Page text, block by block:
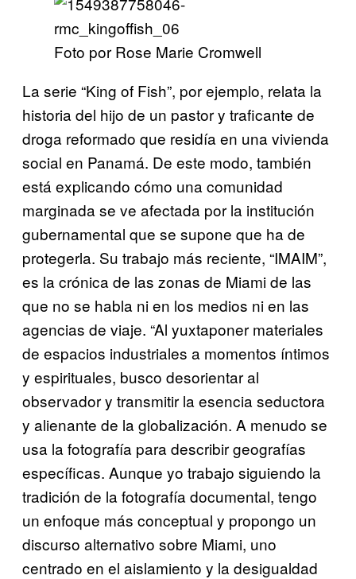
Foto por Rose Marie Cromwell
La serie “King of Fish”, por ejemplo, relata la
historia del hijo de un pastor y traficante de
droga reformado que residía en una vivienda
social en Panamá. De este modo, también
está explicando cómo una comunidad
marginada se ve afectada por la institución
gubernamental que se supone que ha de
protegerla. Su trabajo más reciente, “IMAIM”,
es la crónica de las zonas de Miami de las
que no se habla ni en los medios ni en las
agencias de viaje. “Al yuxtaponer materiales
de espacios industriales a momentos íntimos
y espirituales, busco desorientar al
observador y transmitir la esencia seductora
y alienante de la globalización. A menudo se
usa la fotografía para describir geografías
específicas. Aunque yo trabajo siguiendo la
tradición de la fotografía documental, tengo
un enfoque más conceptual y propongo un
discurso alternativo sobre Miami, uno
centrado en el aislamiento y la desigualdad